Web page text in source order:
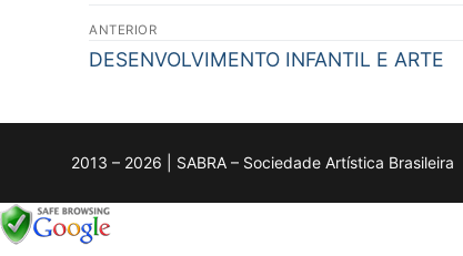
Navegação
de
Post
ANTERIOR
Post
DESENVOLVIMENTO INFANTIL E ARTE
2013 – 2026 | SABRA – Sociedade Artística Brasileira